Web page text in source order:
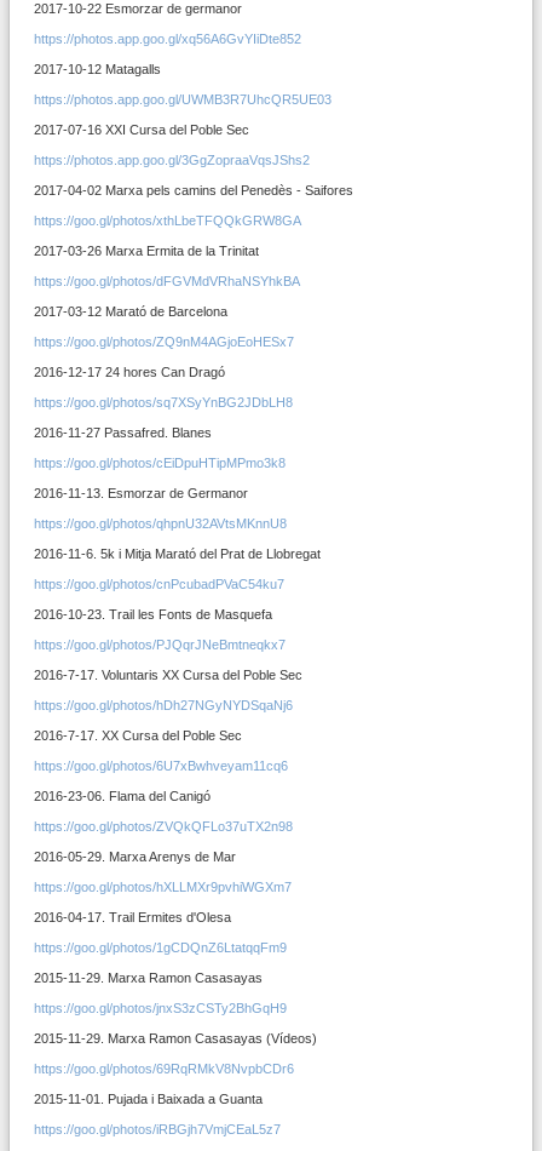
2017-10-22 Esmorzar de germanor
https://photos.app.goo.gl/xq56A6GvYIiDte852
2017-10-12 Matagalls
https://photos.app.goo.gl/UWMB3R7UhcQR5UE03
2017-07-16 XXI Cursa del Poble Sec
https://photos.app.goo.gl/3GgZopraaVqsJShs2
2017-04-02 Marxa pels camins del Penedès - Saifores
https://goo.gl/photos/xthLbeTFQQkGRW8GA
2017-03-26 Marxa Ermita de la Trinitat
https://goo.gl/photos/dFGVMdVRhaNSYhkBA
2017-03-12 Marató de Barcelona
https://goo.gl/photos/ZQ9nM4AGjoEoHESx7
2016-12-17 24 hores Can Dragó
https://goo.gl/photos/sq7XSyYnBG2JDbLH8
2016-11-27 Passafred. Blanes
https://goo.gl/photos/cEiDpuHTipMPmo3k8
2016-11-13. Esmorzar de Germanor
https://goo.gl/photos/qhpnU32AVtsMKnnU8
2016-11-6. 5k i Mitja Marató del Prat de Llobregat
https://goo.gl/photos/cnPcubadPVaC54ku7
2016-10-23. Trail les Fonts de Masquefa
https://goo.gl/photos/PJQqrJNeBmtneqkx7
2016-7-17. Voluntaris XX Cursa del Poble Sec
https://goo.gl/photos/hDh27NGyNYDSqaNj6
2016-7-17. XX Cursa del Poble Sec
https://goo.gl/photos/6U7xBwhveyam11cq6
2016-23-06. Flama del Canigó
https://goo.gl/photos/ZVQkQFLo37uTX2n98
2016-05-29. Marxa Arenys de Mar
https://goo.gl/photos/hXLLMXr9pvhiWGXm7
2016-04-17. Trail Ermites d'Olesa
https://goo.gl/photos/1gCDQnZ6LtatqqFm9
2015-11-29. Marxa Ramon Casasayas
https://goo.gl/photos/jnxS3zCSTy2BhGqH9
2015-11-29. Marxa Ramon Casasayas (Vídeos)
https://goo.gl/photos/69RqRMkV8NvpbCDr6
2015-11-01. Pujada i Baixada a Guanta
https://goo.gl/photos/iRBGjh7VmjCEaL5z7